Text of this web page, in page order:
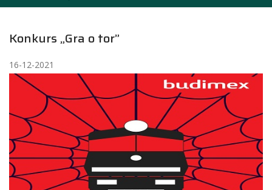
Konkurs „Gra o tor”
16-12-2021